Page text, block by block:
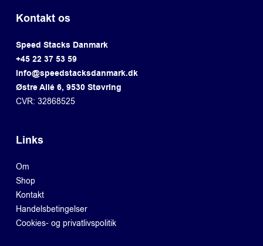
Kontakt os
Speed Stacks Danmark
+45 22 37 53 59
info@speedstacksdanmark.dk
Østre Allé 6, 9530 Støvring
CVR: 32868525
Links
Om
Shop
Kontakt
Handelsbetingelser
Cookies- og privatlivspolitik